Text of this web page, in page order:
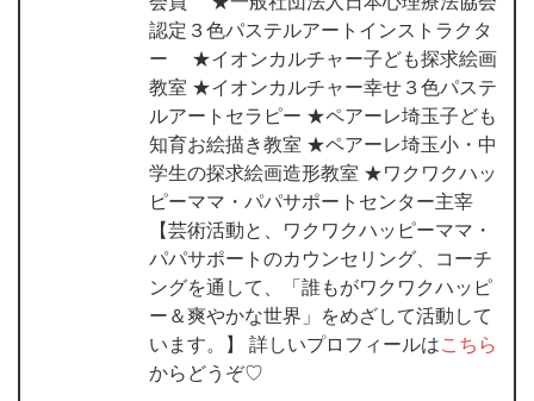
認定３色パステルアートインストラクタ
ー ★イオンカルチャー子ども探求絵画
教室 ★イオンカルチャー幸せ３色パステ
ルアートセラピー ★ペアーレ埼玉子ども
知育お絵描き教室 ★ペアーレ埼玉小・中
学生の探求絵画造形教室 ★ワクワクハッ
ピーママ・パパサポートセンター主宰
【芸術活動と、ワクワクハッピーママ・
パパサポートのカウンセリング、コーチ
ングを通して、「誰もがワクワクハッピ
ー＆爽やかな世界」をめざして活動して
います。】 詳しいプロフィールはこちら
からどうぞ♡